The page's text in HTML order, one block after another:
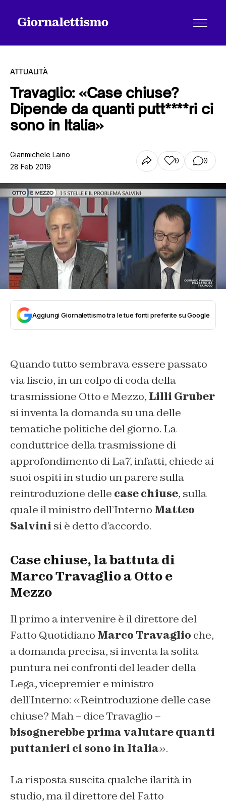
Tutti gli articoli
Chi siamo
Contatti
ATTUALITÀ
Travaglio: «Case chiuse?
Dipende da quanti putt****ri ci
sono in Italia»
Gianmichele Laino
28 Feb 2019
0 0
Aggiungi Giornalettismo tra le tue fonti preferite su Google
Quando tutto sembrava essere passato
via liscio, in un colpo di coda della
trasmissione Otto e Mezzo, Lilli Gruber
si inventa la domanda su una delle
tematiche politiche del giorno. La
conduttrice della trasmissione di
approfondimento di La7, infatti, chiede ai
suoi ospiti in studio un parere sulla
reintroduzione delle case chiuse, sulla
quale il ministro dell’Interno Matteo
Salvini si è detto d’accordo.
Case chiuse, la battuta di
Marco Travaglio a Otto e
Mezzo
Il primo a intervenire è il direttore del
Fatto Quotidiano Marco Travaglio che,
a domanda precisa, si inventa la solita
puntura nei confronti del leader della
Lega, vicepremier e ministro
dell’Interno: «Reintroduzione delle case
chiuse? Mah – dice Travaglio –
bisognerebbe prima valutare quanti
puttanieri ci sono in Italia».
La risposta suscita qualche ilarità in
studio, ma il direttore delFatto